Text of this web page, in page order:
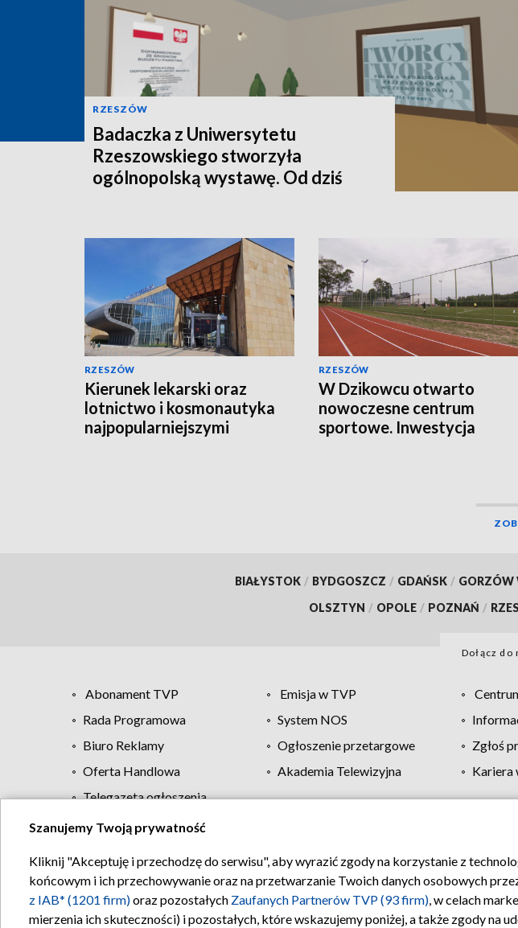
RZESZÓW
Badaczka z Uniwersytetu
Rzeszowskiego stworzyła
ogólnopolską wystawę. Od dziś
RZESZÓW
Kierunek lekarski oraz
lotnictwo i kosmonautyka
najpopularniejszymi
RZESZÓW
W Dzikowcu otwarto
nowoczesne centrum
sportowe. Inwestycja
BIAŁYSTOK / BYDGOSZCZ / GDAŃSK / GORZÓW
OLSZTYN / OPOLE / POZNAŃ /
Dołącz do
Abonament TVP Emisja w TVP
Rada Programowa
System NOS
Biuro Reklamy
Ogłoszenie przetargowe Zgłoś
Oferta Handlowa
Akademia Telewizyjna Kariera
Telegazeta ogłoszenia
Regulamin TVP Polityka prywatności
Szanujemy Twoją prywatność
Kliknij "Akceptuję i przechodzę do serwisu", aby wyrazić zgody na korzystanie z
końcowym i ich przechowywanie oraz na przetwarzanie Twoich danych osobowych
z IAB* (1201 firm)oraz pozostałych Zaufanych Partnerów TVP (93 firm), w celach
mierzenia ich skuteczności) i pozostałych, które wskazujemy poniżej, a także zgody na